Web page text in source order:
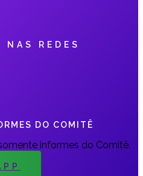
REDES
DO COMITÊ
informes do Comitê.